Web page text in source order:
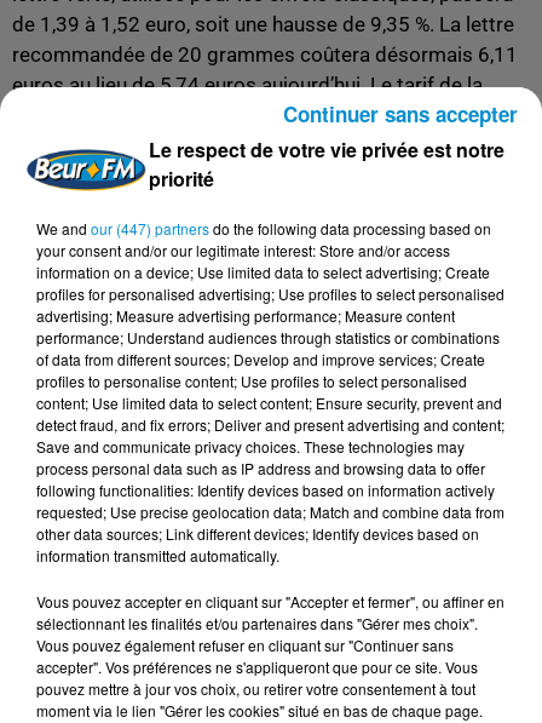
de 1,39 à 1,52 euro, soit une hausse de 9,35 %. La lettre
recommandée de 20 grammes coûtera désormais 6,11
euros au lieu de 5,74 euros aujourd’hui. Le tarif de la
lettre services plus, dédiée aux documents importants,
sera porté de 3,15 à 3,47 euros. Pour les envois urgents
distribués le lendemain, l’e-lettre rouge verra son prix
le prix de la lettre internationale jusqu’à 20 grammes
passera de 2,10 à 2,25 euros.
En parallèle, les colis Colissimo expédiés par les
particuliers connaîtront une hausse moyenne de 3,4 %
sur toutes les destinations, qu’elles soient nationales ou
internationales.
La Poste a aussi tenu à rappeler que les clients utilisant
son service en ligne «MonTimbrenLigne», qui permet
d’imprimer ses timbres à domicile, bénéficieront de
remises selon le poids de leur courrier, offrant ainsi un
avantage tarifaire par rapport aux tarifs classiques.
Une hausse maîtrisée pour les ménages
Malgré cette hausse générale, La Poste assure que le
budget annuel moyen des ménages pour les services
postaux ne devrait pas augmenter. En 2025, les Français
Le respect de votre vie privée est notre
priorité
We and our (447) partnersdo the following data processing based on
your consent and/or our legitimate interest: Store and/or access
information on a device; Use limited data to select advertising; Create
profiles for personalised advertising; Use profiles to select personalised
advertising; Measure advertising performance; Measure content
performance; Understand audiences through statistics or combinations
of data from different sources; Develop and improve services; Create
profiles to personalise content; Use profiles to select personalised
content; Use limited data to select content; Ensure security, prevent and
detect fraud, and fix errors; Deliver and present advertising and content;
Save and communicate privacy choices. These technologies may
process personal data such as IP address and browsing data to offer
following functionalities: Identify devices based on information actively
requested; Use precise geolocation data; Match and combine data from
other data sources; Link different devices; Identify devices based on
information transmitted automatically.
Vous pouvez accepter en cliquant sur "Accepter et fermer", ou affiner en
sélectionnant les finalités et/ou partenaires dans "Gérer mes choix".
Vous pouvez également refuser en cliquant sur "Continuer sans
accepter". Vos préférences ne s'appliqueront que pour ce site. Vous
pouvez mettre à jour vos choix, ou retirer votre consentement à tout
moment via le lien "Gérer les cookies" situé en bas de chaque page.
Continuer sans accepter